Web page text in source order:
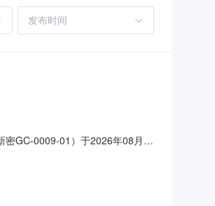
密GC-0009-01）于2026年08月05
签订之日起90日历天2河南鑫政